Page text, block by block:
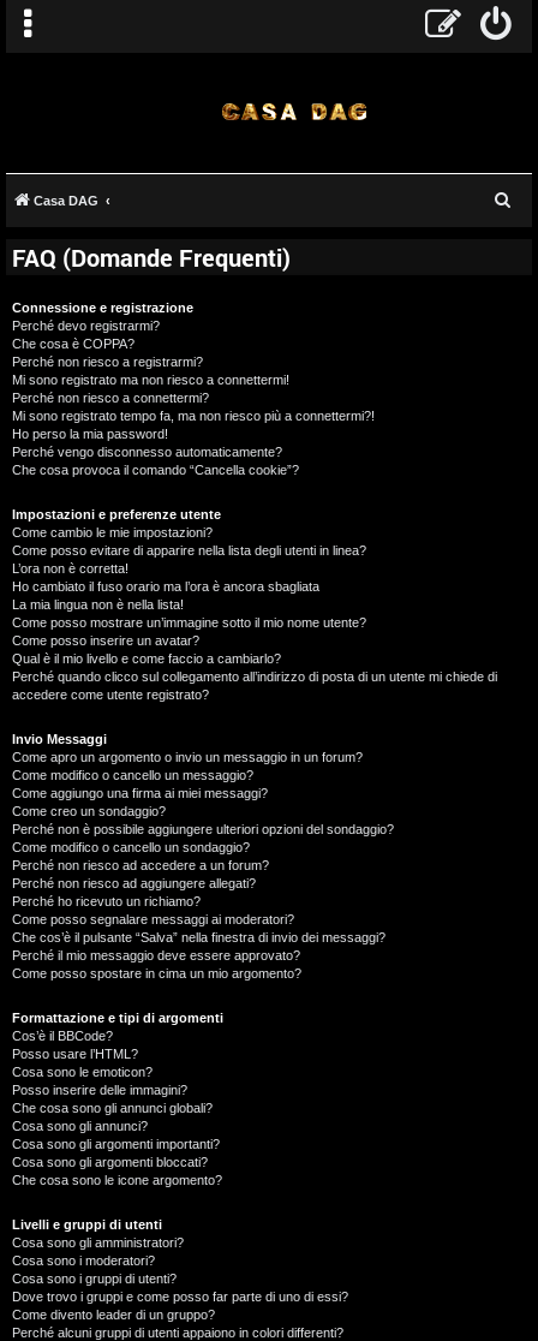
Casa DAG
FAQ (Domande Frequenti)
Connessione e registrazione
Perché devo registrarmi?
Che cosa è COPPA?
Perché non riesco a registrarmi?
Mi sono registrato ma non riesco a connettermi!
Perché non riesco a connettermi?
Mi sono registrato tempo fa, ma non riesco più a connettermi?!
Ho perso la mia password!
Perché vengo disconnesso automaticamente?
Che cosa provoca il comando “Cancella cookie”?
Impostazioni e preferenze utente
Come cambio le mie impostazioni?
Come posso evitare di apparire nella lista degli utenti in linea?
L’ora non è corretta!
Ho cambiato il fuso orario ma l’ora è ancora sbagliata
La mia lingua non è nella lista!
Come posso mostrare un’immagine sotto il mio nome utente?
Come posso inserire un avatar?
Qual è il mio livello e come faccio a cambiarlo?
Perché quando clicco sul collegamento all’indirizzo di posta di un utente mi chiede di
accedere come utente registrato?
Invio Messaggi
Come apro un argomento o invio un messaggio in un forum?
Come modifico o cancello un messaggio?
Come aggiungo una firma ai miei messaggi?
Come creo un sondaggio?
Perché non è possibile aggiungere ulteriori opzioni del sondaggio?
Come modifico o cancello un sondaggio?
Perché non riesco ad accedere a un forum?
Perché non riesco ad aggiungere allegati?
Perché ho ricevuto un richiamo?
Come posso segnalare messaggi ai moderatori?
Che cos’è il pulsante “Salva” nella finestra di invio dei messaggi?
Perché il mio messaggio deve essere approvato?
Come posso spostare in cima un mio argomento?
Formattazione e tipi di argomenti
Cos’è il BBCode?
Posso usare l’HTML?
Cosa sono le emoticon?
Posso inserire delle immagini?
Che cosa sono gli annunci globali?
Cosa sono gli annunci?
Cosa sono gli argomenti importanti?
Cosa sono gli argomenti bloccati?
Che cosa sono le icone argomento?
Livelli e gruppi di utenti
Cosa sono gli amministratori?
Cosa sono i moderatori?
Cosa sono i gruppi di utenti?
Dove trovo i gruppi e come posso far parte di uno di essi?
Come divento leader di un gruppo?
Perché alcuni gruppi di utenti appaiono in colori differenti?